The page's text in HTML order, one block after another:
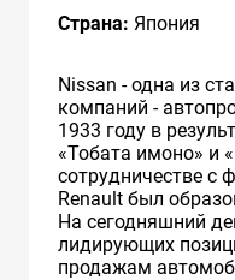
Страна: Япония
Nissan - одна из
компаний -
1933 году в
«Тобата имоно» и
сотрудничестве с
Renault был
На сегодняшний
лидирующих
продажам